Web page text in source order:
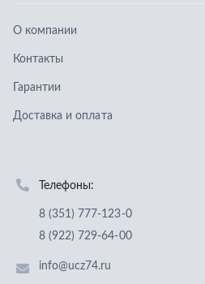
Отправить заявку
Политика конфиденциальности